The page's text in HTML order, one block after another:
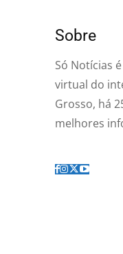
Sobre
Só Notícias
virtual do
Grosso, há
melhores